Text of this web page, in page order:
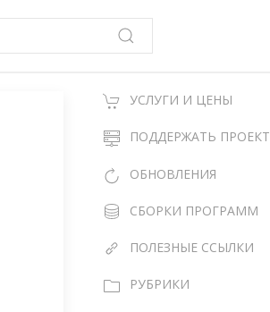
УСЛУГИ И ЦЕНЫ
ПОДДЕРЖАТЬ ПРОЕКТ
ОБНОВЛЕНИЯ
СБОРКИ ПРОГРАММ
ПОЛЕЗНЫЕ ССЫЛКИ
РУБРИКИ